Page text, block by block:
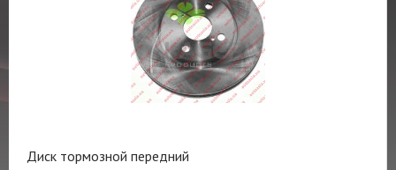
Диск тормозной передний